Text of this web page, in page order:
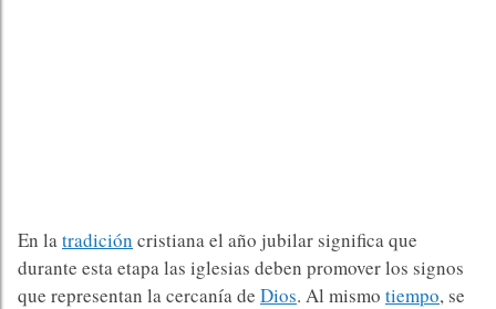
En latradición cristiana el año jubilar significa que
durante esta etapa las iglesias deben promover los signos
que representan la cercanía de Dios. Al mismo tiempo, se